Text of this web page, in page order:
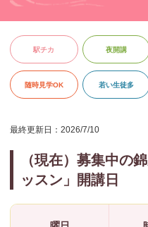
駅チカ 夜開講
随時見学OK 若い生徒多
最終更新日： 2026/7/10
（現在）募集中の
ッスン」開講日